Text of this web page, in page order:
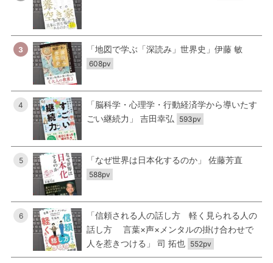
3 「地図で学ぶ「深読み」世界史」伊藤 敏
608pv
4
「脳科学・心理学・行動経済学から導いたす
ごい継続力」 吉田幸弘
593pv
5 「なぜ世界は日本化するのか」 佐藤芳直
588pv
6
「信頼される人の話し方 軽く見られる人の
話し方 言葉×声×メンタルの掛け合わせで
人を惹きつける」 司 拓也 552pv